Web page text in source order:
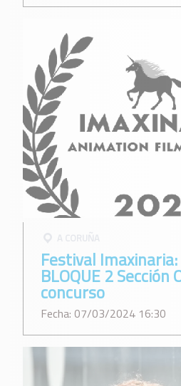
A CORUÑA
Festival
BLOQUE 2 Sección
concurso
Fecha: 07/03/2024 16:30